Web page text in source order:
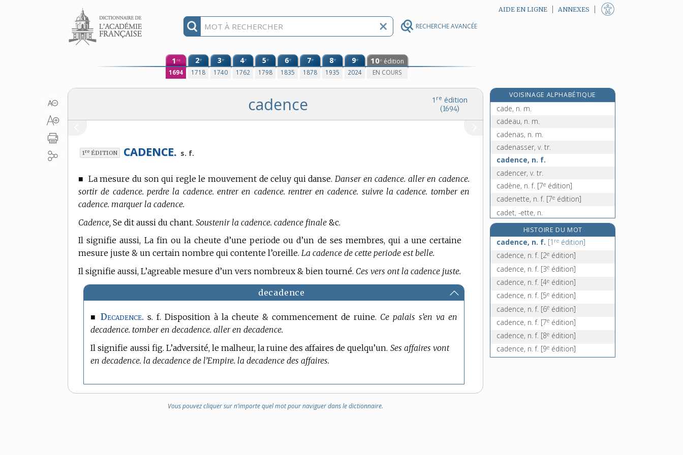
RECHERCHE AVANCÉE
Aller au contenu AIDE EN LIGNE ANNEXES
1 re
1694
2e
1718
3e
1740
4e
1762
5e
1798
6e
1835
7e
1878
8e
1935
9e
2024
10e édition
EN COURS
1 re édition
(1694)
cadence
1re ÉDITION CADENCE. s. f.
■ La mesure du son qui regle le mouvement de celuy qui danse. Danser en cadence. aller en cadence.
sortir de cadence. perdre la cadence. entrer en cadence. rentrer en cadence. suivre la cadence. tomber en
cadence. marquer la cadence.
Cadence, Se dit aussi du chant. Soustenir la cadence. cadence finale &c.
Il signifie aussi, La fin ou la cheute d’une periode ou d’un de ses membres, qui a une certaine
mesure juste & un certain nombre qui contente l’oreille. La cadence de cette periode est belle.
Il signifie aussi, L’agreable mesure d’un vers nombreux & bien tourné. Ces vers ont la cadence juste.
decadence
■Decadence. s. f. Disposition à la cheute & commencement de ruine. Ce palais s’en va en
decadence. tomber en decadence. aller en decadence.
Il signifie aussi fig. L’adversité, le malheur, la ruine des affaires de quelqu’un. Ses affaires vont
en decadence. la decadence de l’Empire. la decadence des affaires.
Vous pouvez cliquer sur n’importe quel mot pour naviguer dans le dictionnaire.
VOISINAGE ALPHABÉTIQUE
caddie [II], n. m.
cade, n. m.
cadeau, n. m.
cadenas, n. m.
cadenasser, v. tr.
cadence, n. f.
cadencer, v. tr.
cadène, n. f. [7e édition]
cadenette, n. f. [7e édition]
cadet, -ette, n.
cadette [I], n. f.[7eédition]
cadette [II], n. f.[7eédition]
cadi, n. m.
cadis, n. m.
[7 édition]
cadjin, adj. inv. en genre
HISTOIRE DU MOT
cadence, n. f. [1 re édition]
cadence, n. f. [2e édition]
cadence, n. f. [3e édition]
cadence, n. f. [4e édition]
cadence, n. f. [5e édition]
cadence, n. f. [6e édition]
cadence, n. f. [7e édition]
cadence, n. f. [8e édition]
cadence, n. f. [9e édition]